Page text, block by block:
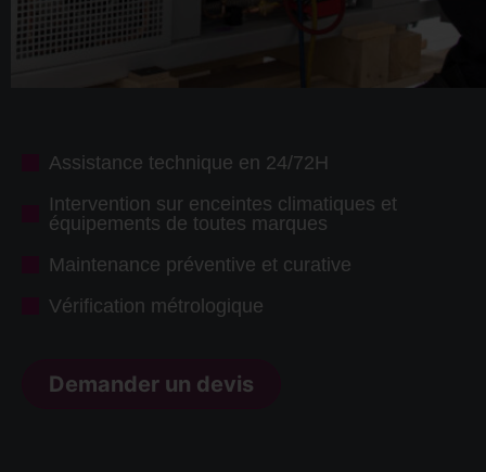
Assistance technique en 24/72H
Intervention sur enceintes climatiques et
équipements de toutes marques
Maintenance préventive et curative
Vérification métrologique
Demander un devis